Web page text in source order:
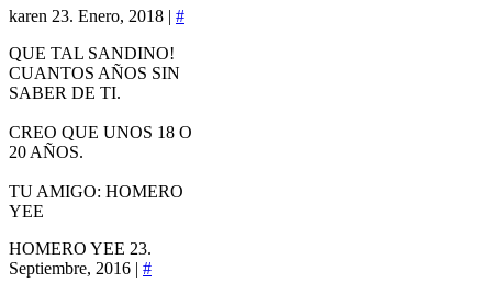
karen 23. Enero, 2018 | #
QUE TAL SANDINO!
CUANTOS AÑOS SIN
SABER DE TI.
CREO QUE UNOS 18 O
20 AÑOS.
TU AMIGO: HOMERO
YEE
HOMERO YEE 23.
Septiembre, 2016 | #